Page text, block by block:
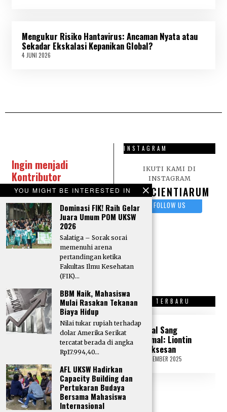
I
2
0
Mengukur Risiko Hantavirus: Ancaman Nyata atau
Sekadar Ekskalasi Kepanikan Global?
4 JUNI 2026
2
YOU MIGHT BE INTERESTED IN
Dominasi FIK! Raih Gelar
Juara Umum POM UKSW
2026
Salatiga – Sorak sorai
memenuhi arena
pertandingan ketika
Fakultas Ilmu Kesehatan
(FIK)…
BBM Naik, Mahasiswa
Mulai Rasakan Tekanan
Biaya Hidup
Nilai tukar rupiah terhadap
dolar Amerika Serikat
tercatat berada di angka
Rp17.994,40…
AFL UKSW Hadirkan
Capacity Building dan
Pertukaran Budaya
Bersama Mahasiswa
Internasional
Ingin menjadi
Kontributor
Scientiarum?Kirim
karya tulis berupa
Artikel, Opini, Puisi,
dan Sastra lainnya
melalui surel:
Redaksi Scientiarum
INSTAGRAM
IKUTI KAMI DI
INSTAGRAM
SCIENTIARUM
FOLLOW US
OPINI TERBARU
“Tone Deaf” di
Tengah Krisis
Politik: Peka atau
Tidak Peka?
17 SEPTEMBER 2025
8
S
E
P
T
SASTRA TERBARU
Kristal Sang
Peramal: Liontin
Kesuksesan
18 SEPTEMBER 2025